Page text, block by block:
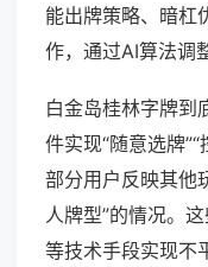
能出牌策略、暗杠
作，通过AI算法调
白金岛桂林字牌到
件实现“随意选牌”“
部分用户反映其他
人牌型”的情况。
等技术手段实现不